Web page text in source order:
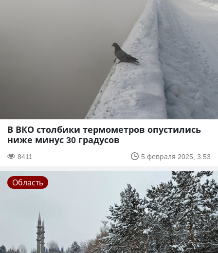
В ВКО столбики термометров опустились
ниже минус 30 градусов
8411 5 февраля 2025, 3:53
Область